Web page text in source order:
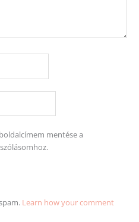
mentése a
Learn how your comment